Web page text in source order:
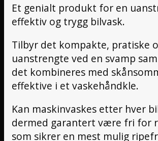
Et genialt produkt for en
effektiv og trygg bilvask.
Tilbyr det kompakte, pratiske
uanstrengte ved en svamp
det kombineres med
effektive i et vaskehåndkle.
Kan maskinvaskes etter hver
dermed garantert være fri for
som sikrer en mest mulig